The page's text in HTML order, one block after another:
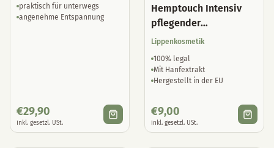
praktisch für unterwegs
angenehme Entspannung
€29,90
inkl. gesetzl. USt.
Hemptouch Intensiv
pflegender
Lippenbalsam
Lippenkosmetik
100% legal
Mit Hanfextrakt
Hergestellt in der EU
€9,00
inkl. gesetzl. USt.